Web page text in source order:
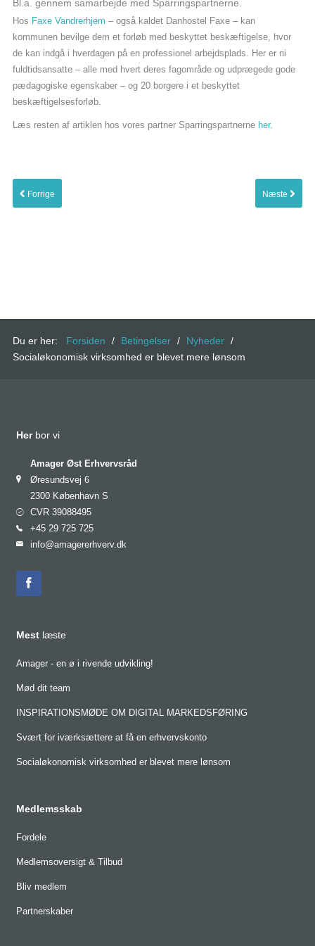
Bliv medlem
Bl.a. gennem samarbejde med Sparringspartnerne.
Hos Faxe Vandrerhjem – også kaldet Danhostel Faxe – kan
kommunen bevilge dem et forløb med beskyttet beskæftigelse, hvor
de kan indgå i hverdagen på en professionel arbejdsplads. Her er ni
fuldtidsansatte – alle med hvert deres fagområde og udprægede gode
pædagogiske egenskaber – og 20 borgere i et beskyttet
beskæftigelsesforløb.
Læs resten af artiklen hos vores partner Sparringspartnerneher.
Forrige Næste
Du er her: Forsiden / Betingelser / Nyheder /
Socialøkonomisk virksomhed er blevet mere lønsom
Her bor vi
Amager Øst Erhvervsråd
Øresundsvej 6
2300 København S
CVR 39088495
+45 29 725 725
info@amagererhverv.dk
Mest læste
Amager - en ø i rivende udvikling!
Mød dit team
INSPIRATIONSMØDE OM DIGITAL MARKEDSFØRING
Svært for iværksættere at få en erhvervskonto
Socialøkonomisk virksomhed er blevet mere lønsom
Medlemsskab
Fordele
Medlemsoversigt & Tilbud
Bliv medlem
Partnerskaber